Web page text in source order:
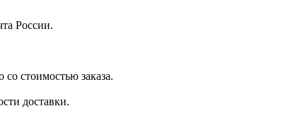
России.
стоимостью заказа.
доставки.